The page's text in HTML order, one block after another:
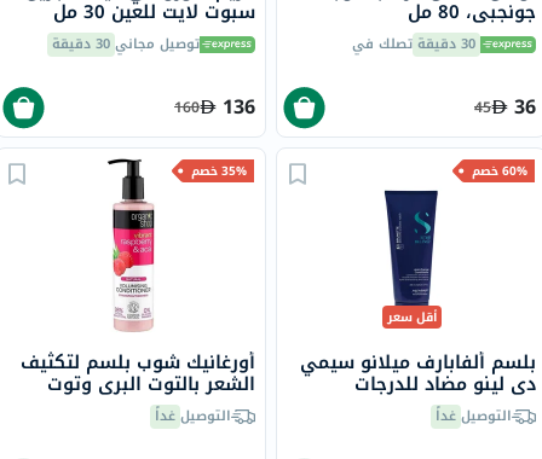
جونجبي، 80 مل
30 دقيقة تصلك في
36
45
سبوت لايت للعين 30 مل
توصيل مجاني30 دقيقة
136
160
60% خصم
أقل سعر
بلسم ألفابارف ميلانو سيمي
دي لينو مضاد للدرجات
ملالتوصيلغداً
35% خصم
أورغانيك شوب بلسم لتكثيف
الشعر بالتوت البري وتوت
الآساي 280 مل
التوصيلغداً